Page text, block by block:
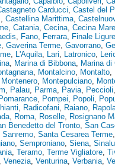
Carducci, Castel del
, Castellina Marittima,
, Catania, Cecina, Cecina Mare
, Fano, Ferrara, Finale Ligure
, Gaverina Terme, Gavorrano,
, L'Aquila, Lari, Latronico,
, Marina di Bibbona, Marina di
, Montalcino, Montalto,
Montenero, Montepulciano,
, Palau, Parma, Pavia, Peccioli
Pomarance, Pompei, Popoli,
, Radicofani, Raiano,
, Roma, Roselle, Rosignano
Benedetto del Tronto, San
Sanremo, Santa Cesarea Terme
, Semproniano, Siena,
, Teramo, Terme Vigliatore,
Venezia, Venturina, Verbania,